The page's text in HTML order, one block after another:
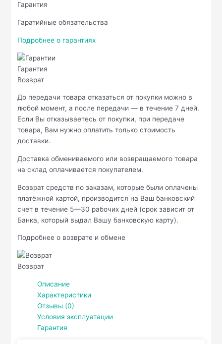
Гарантия
Гаратийные обязательства
Подробнее о гарантиях
Гарантия
Возврат
До передачи товара отказаться от покупки можно в
любой момент, а после передачи — в течение 7 дней.
Если Вы отказываетесь от покупки, при передаче
товара, Вам нужно оплатить только стоимость
доставки.
Доставка обмениваемого или возвращаемого товара
на склад оплачивается покупателем.
Возврат средств по заказам, которые были оплачены
платёжной картой, производится на Ваш банковский
счет в течение 5—30 рабочих дней (срок зависит от
Банка, который выдал Вашу банковскую карту).
Подробнее о возврате и обмене
Возврат
Описание
Характеристики
Отзывы (0)
Условия эксплуатации
Гарантия